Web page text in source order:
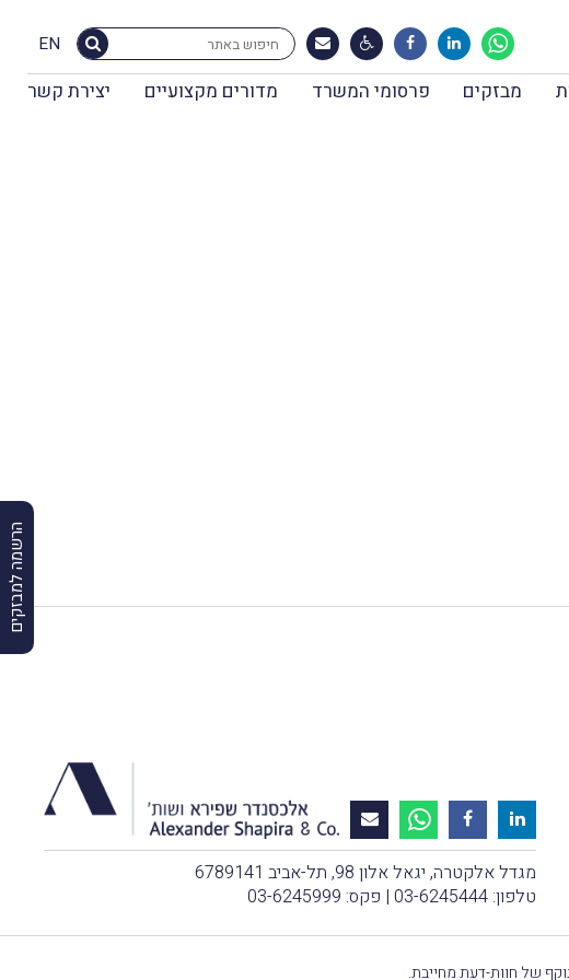
EN
מבזקים פרסומי המשרד מדורים מקצועיים יצירת קשר
הרשמה למבזקים
מגדל אלקטרה, יגאל אלון 98, תל-אביב 6789141
טלפון: 03-6245444 | פקס: 03-6245999
של חוות-דעת מחייבת.